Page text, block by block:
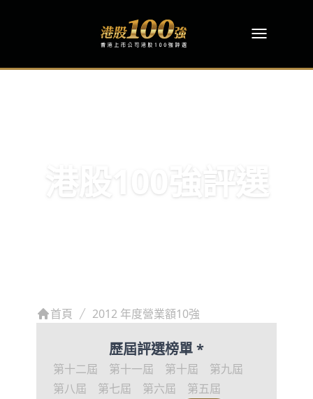
港股100強評選
首頁 2012 年度營業額10強
歷屆評選榜單 *
第十二屆 第十一屆 第十屆
第九屆
第八屆
第七屆 第六屆
第五屆